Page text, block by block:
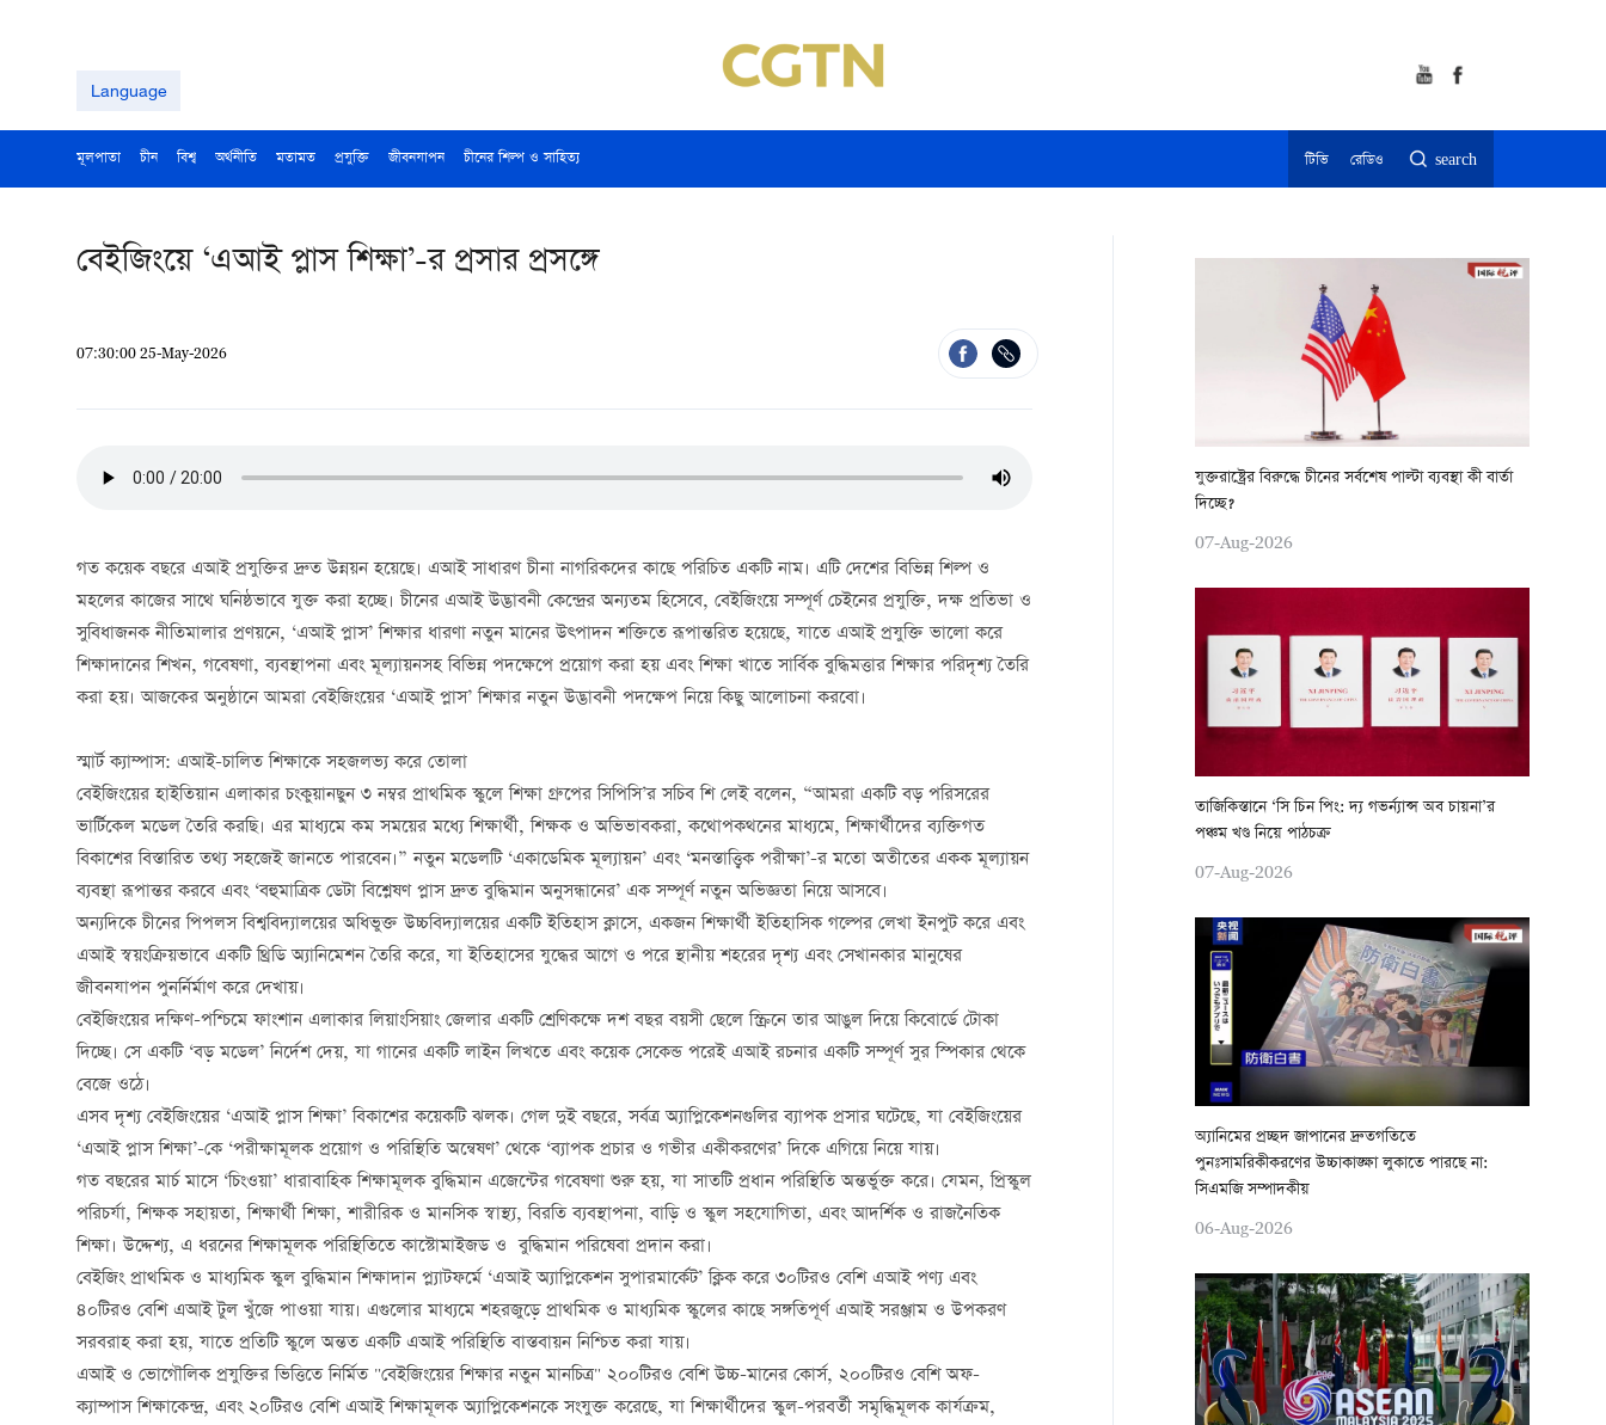
Language
মূলপাতা চীন বিশ্ব অর্থনীতি মতামত প্রযুক্তি জীবনযাপন চীনের শিল্প ও সাহিত্য টিভি রেডিও search
বেইজিংয়ে ‘এআই প্লাস শিক্ষা’-র প্রসার প্রসঙ্গে
07:30:00 25-May-2026
গত কয়েক বছরে এআই প্রযুক্তির দ্রুত উন্নয়ন হয়েছে। এআই সাধারণ চীনা নাগরিকদের কাছে পরিচিত একটি নাম। এটি দেশের বিভিন্ন শিল্প ও
মহলের কাজের সাথে ঘনিষ্ঠভাবে যুক্ত করা হচ্ছে। চীনের এআই উদ্ভাবনী কেন্দ্রের অন্যতম হিসেবে, বেইজিংয়ে সম্পূর্ণ চেইনের প্রযুক্তি, দক্ষ প্রতিভা ও
সুবিধাজনক নীতিমালার প্রণয়নে, ‘এআই প্লাস’ শিক্ষার ধারণা নতুন মানের উত্পাদন শক্তিতে রূপান্তরিত হয়েছে, যাতে এআই প্রযুক্তি ভালো করে
শিক্ষাদানের শিখন, গবেষণা, ব্যবস্থাপনা এবং মূল্যায়নসহ বিভিন্ন পদক্ষেপে প্রয়োগ করা হয় এবং শিক্ষা খাতে সার্বিক বুদ্ধিমত্তার শিক্ষার পরিদৃশ্য তৈরি
করা হয়। আজকের অনুষ্ঠানে আমরা বেইজিংয়ের ‘এআই প্লাস’ শিক্ষার নতুন উদ্ভাবনী পদক্ষেপ নিয়ে কিছু আলোচনা করবো।
স্মার্ট ক্যাম্পাস: এআই-চালিত শিক্ষাকে সহজলভ্য করে তোলা
বেইজিংয়ের হাইতিয়ান এলাকার চংকুয়ানছুন ৩ নম্বর প্রাথমিক স্কুলে শিক্ষা গ্রুপের সিপিসি’র সচিব শি লেই বলেন, “আমরা একটি বড় পরিসরের
ভার্টিকেল মডেল তৈরি করছি। এর মাধ্যমে কম সময়ের মধ্যে শিক্ষার্থী, শিক্ষক ও অভিভাবকরা, কথোপকথনের মাধ্যমে, শিক্ষার্থীদের ব্যক্তিগত
বিকাশের বিস্তারিত তথ্য সহজেই জানতে পারবেন।” নতুন মডেলটি ‘একাডেমিক মূল্যায়ন’ এবং ‘মনস্তাত্ত্বিক পরীক্ষা’-র মতো অতীতের একক মূল্যায়ন
ব্যবস্থা রূপান্তর করবে এবং ‘বহুমাত্রিক ডেটা বিশ্লেষণ প্লাস দ্রুত বুদ্ধিমান অনুসন্ধানের’ এক সম্পূর্ণ নতুন অভিজ্ঞতা নিয়ে আসবে।
অন্যদিকে চীনের পিপলস বিশ্ববিদ্যালয়ের অধিভুক্ত উচ্চবিদ্যালয়ের একটি ইতিহাস ক্লাসে, একজন শিক্ষার্থী ইতিহাসিক গল্পের লেখা ইনপুট করে এবং
এআই স্বয়ংক্রিয়ভাবে একটি থ্রিডি অ্যানিমেশন তৈরি করে, যা ইতিহাসের যুদ্ধের আগে ও পরে স্থানীয় শহরের দৃশ্য এবং সেখানকার মানুষের
জীবনযাপন পুনর্নির্মাণ করে দেখায়।
বেইজিংয়ের দক্ষিণ-পশ্চিমে ফাংশান এলাকার লিয়াংসিয়াং জেলার একটি শ্রেণিকক্ষে দশ বছর বয়সী ছেলে স্ক্রিনে তার আঙুল দিয়ে কিবোর্ডে টোকা
দিচ্ছে। সে একটি ‘বড় মডেল’ নির্দেশ দেয়, যা গানের একটি লাইন লিখতে এবং কয়েক সেকেন্ড পরেই এআই রচনার একটি সম্পূর্ণ সুর স্পিকার থেকে
বেজে ওঠে।
এসব দৃশ্য বেইজিংয়ের ‘এআই প্লাস শিক্ষা’ বিকাশের কয়েকটি ঝলক। গেল দুই বছরে, সর্বত্র অ্যাপ্লিকেশনগুলির ব্যাপক প্রসার ঘটেছে, যা বেইজিংয়ের
‘এআই প্লাস শিক্ষা’-কে ‘পরীক্ষামূলক প্রয়োগ ও পরিস্থিতি অন্বেষণ’ থেকে ‘ব্যাপক প্রচার ও গভীর একীকরণের’ দিকে এগিয়ে নিয়ে যায়।
গত বছরের মার্চ মাসে ‘চিংওয়া’ ধারাবাহিক শিক্ষামূলক বুদ্ধিমান এজেন্টের গবেষণা শুরু হয়, যা সাতটি প্রধান পরিস্থিতি অন্তর্ভুক্ত করে। যেমন, প্রিস্কুল
পরিচর্যা, শিক্ষক সহায়তা, শিক্ষার্থী শিক্ষা, শারীরিক ও মানসিক স্বাস্থ্য, বিরতি ব্যবস্থাপনা, বাড়ি ও স্কুল সহযোগিতা, এবং আদর্শিক ও রাজনৈতিক
শিক্ষা। উদ্দেশ্য, এ ধরনের শিক্ষামূলক পরিস্থিতিতে কাস্টোমাইজড ও বুদ্ধিমান পরিষেবা প্রদান করা।
বেইজিং প্রাথমিক ও মাধ্যমিক স্কুল বুদ্ধিমান শিক্ষাদান প্ল্যাটফর্মে ‘এআই অ্যাপ্লিকেশন সুপারমার্কেট’ ক্লিক করে ৩০টিরও বেশি এআই পণ্য এবং
৪০টিরও বেশি এআই টুল খুঁজে পাওয়া যায়। এগুলোর মাধ্যমে শহরজুড়ে প্রাথমিক ও মাধ্যমিক স্কুলের কাছে সঙ্গতিপূর্ণ এআই সরঞ্জাম ও উপকরণ
সরবরাহ করা হয়, যাতে প্রতিটি স্কুলে অন্তত একটি এআই পরিস্থিতি বাস্তবায়ন নিশ্চিত করা যায়।
এআই ও ভোগৌলিক প্রযুক্তির ভিত্তিতে নির্মিত "বেইজিংয়ের শিক্ষার নতুন মানচিত্র" ২০০টিরও বেশি উচ্চ-মানের কোর্স, ২০০টিরও বেশি অফ-
ক্যাম্পাস শিক্ষাকেন্দ্র, এবং ২০টিরও বেশি এআই শিক্ষামূলক অ্যাপ্লিকেশনকে সংযুক্ত করেছে, যা শিক্ষার্থীদের স্কুল-পরবর্তী সমৃদ্ধিমূলক কার্যক্রম,
যুক্তরাষ্ট্রের বিরুদ্ধে চীনের সর্বশেষ পাল্টা ব্যবস্থা কী বার্তা
দিচ্ছে?
07-Aug-2026
তাজিকিস্তানে ‘সি চিন পিং: দ্য গভর্ন্যান্স অব চায়না’র
পঞ্চম খণ্ড নিয়ে পাঠচক্র
07-Aug-2026
অ্যানিমের প্রচ্ছদ জাপানের দ্রুতগতিতে
পুনঃসামরিকীকরণের উচ্চাকাঙ্ক্ষা লুকাতে পারছে না:
সিএমজি সম্পাদকীয়
06-Aug-2026